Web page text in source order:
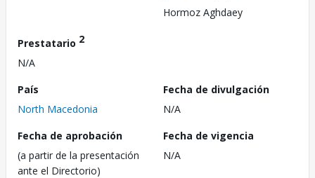
Hormoz Aghdaey
Prestatario 2
N/A
País
North Macedonia
Fecha de divulgación
N/A
Fecha de aprobación
(a partir de la presentación
ante el Directorio)
Fecha de vigencia
N/A